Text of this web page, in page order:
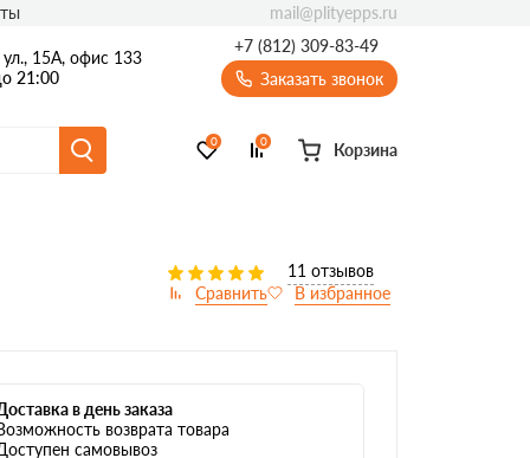
15А, офис 133
21:00
+7 (812) 309-83-49
Заказать звонок
0 0 Корзина
mail@plityepps.ru
11 отзывов
в день заказа
возврата товара
самовывоз